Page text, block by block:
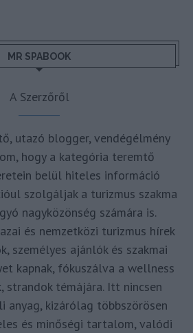
MR SPABOOK
A Szerzőről
utazó blogger, vendégélmény
hogy a kategória teremtő
belül hiteles információ
szolgáljak a turizmus szakma
nagyközönség számára is.
és nemzetközi turizmus hírek
személyes ajánlók és szakmai
kapnak, fókuszálva a wellness
strandok témájára. Itt nincsen
anyag, kizárólag többszörösen
és minőségi tartalom, valódi